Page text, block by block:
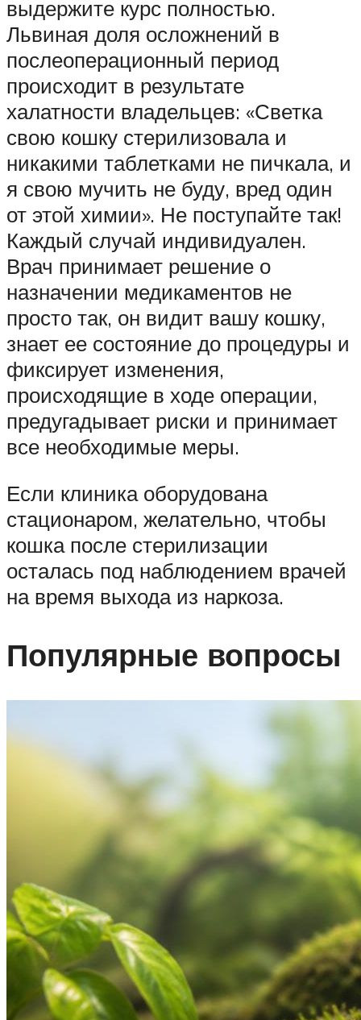
выдержите курс полностью.
Львиная доля осложнений в
послеоперационный период
происходит в результате
халатности владельцев: «Светка
свою кошку стерилизовала и
никакими таблетками не пичкала, и
я свою мучить не буду, вред один
от этой химии». Не поступайте так!
Каждый случай индивидуален.
Врач принимает решение о
назначении медикаментов не
просто так, он видит вашу кошку,
знает ее состояние до процедуры и
фиксирует изменения,
происходящие в ходе операции,
предугадывает риски и принимает
все необходимые меры.
Если клиника оборудована
стационаром, желательно, чтобы
кошка после стерилизации
осталась под наблюдением врачей
на время выхода из наркоза.
Популярные вопросы